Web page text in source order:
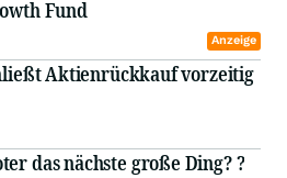
Fund
Anzeige
Aktienrückkauf vorzeitig
das nächste große Ding? ?